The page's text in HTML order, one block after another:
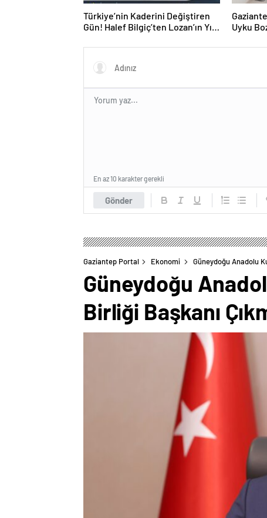
Türkiye’nin Kaderini Değiştiren
Gün! Halef Bilgiç’ten Lozan’ın Yıl
Uyku
Gönder
En az 10 karakter gerekli
Gaziantep Portal Ekonomi Güneydoğu Anadolu
Güneydoğu
Birliği Başkanı